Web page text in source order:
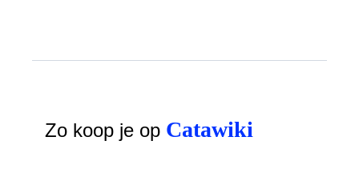
Zo koop je op Catawiki